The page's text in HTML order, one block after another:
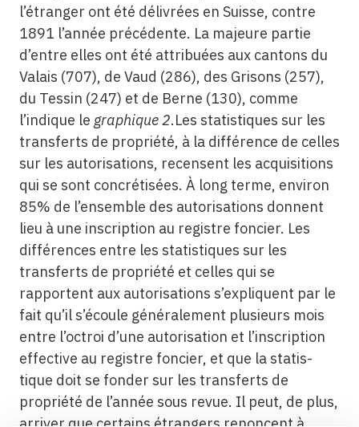
l’étranger ont été délivrées en Suisse, contre
1891 l’année précédente. La majeure partie
d’entre elles ont été attribuées aux cantons du
Valais (707), de Vaud (286), des Grisons (257),
du Tessin (247) et de Berne (130), comme
l’indique le graphique 2.Les statistiques sur les
transferts de propriété, à la différence de celles
sur les autorisations, recensent les acquisitions
qui se sont concrétisées. À long terme, environ
85% de l’ensemble des autorisations donnent
lieu à une inscription au registre foncier. Les
différences entre les statistiques sur les
transferts de propriété et celles qui se
rapportent aux autorisations s’expliquent par le
fait qu’il s’écoule généralement plusieurs mois
entre l’octroi d’une autorisation et l’inscription
effective au registre foncier, et que la statis-
tique doit se fonder sur les transferts de
propriété de l’année sous revue. Il peut, de plus,